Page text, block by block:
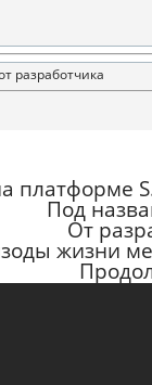
разработчика
платформе
Под
От
жизни